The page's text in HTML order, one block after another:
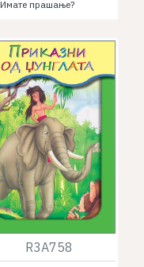
Имате прашање?
R3A758